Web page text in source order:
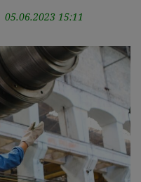
05.06.2023 15:11